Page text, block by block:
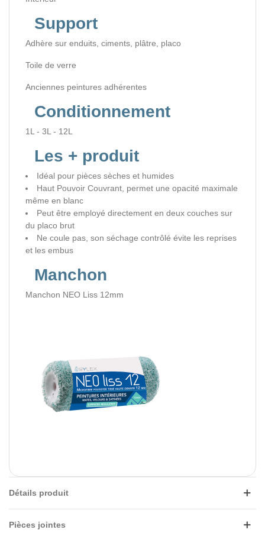
Support
Adhère sur enduits, ciments, plâtre, placo
Toile de verre
Anciennes peintures adhérentes
Conditionnement
1L - 3L - 12L
Les + produit
Idéal pour pièces sèches et humides
Haut Pouvoir Couvrant, permet une opacité maximale
même en blanc
Peut être employé directement en deux couches sur
du placo brut
Ne coule pas, son séchage contrôlé évite les reprises
et les embus
Manchon
Manchon NEO Liss 12mm
Détails produit
Pièces jointes